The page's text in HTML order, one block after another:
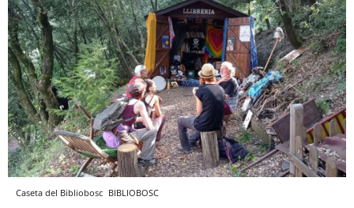
Caseta del Bibliobosc BIBLIOBOSC